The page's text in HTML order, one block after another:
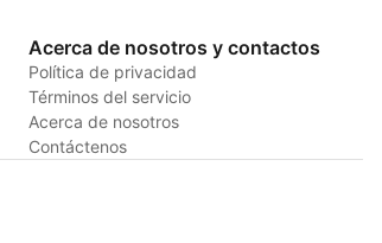
Acerca de nosotros y contactos
Política de privacidad
Términos del servicio
Acerca de nosotros
Contáctenos